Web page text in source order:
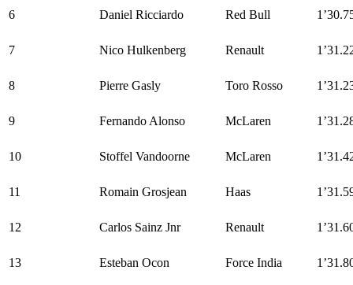
6 Daniel Ricciardo Red Bull
7 Nico Hulkenberg Renault
8 Pierre Gasly Toro Rosso
9 Fernando Alonso McLaren
10 Stoffel Vandoorne McLaren
11 Romain Grosjean Haas
12 Carlos Sainz Jnr Renault
13 Esteban Ocon Force India